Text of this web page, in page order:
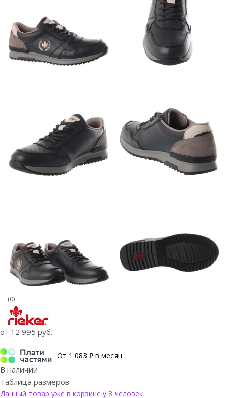
(0)
от 12 995 руб.
От 1 083 ₽ в месяц
В наличии
Таблица размеров
Данный товар уже в корзине у 8 человек